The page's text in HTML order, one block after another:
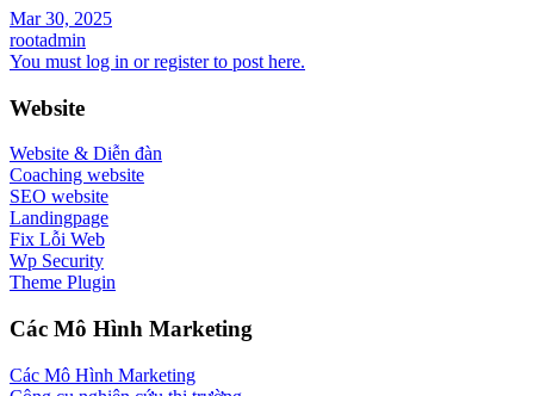
Mar 30, 2025
rootadmin
You must log in or register to post here.
Website
Website & Diễn đàn
Coaching website
SEO website
Landingpage
Fix Lỗi Web
Wp Security
Theme Plugin
Các Mô Hình Marketing
Các Mô Hình Marketing